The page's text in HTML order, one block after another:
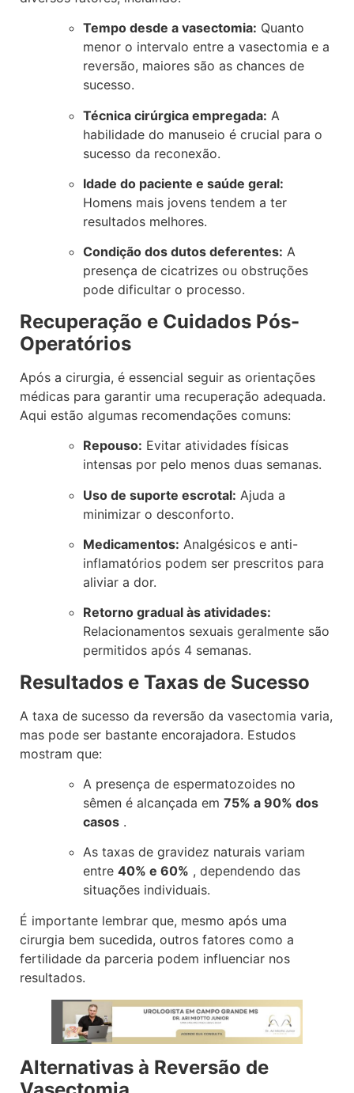
Tempo desde a vasectomia: Quanto
menor o intervalo entre a vasectomia e a
reversão, maiores são as chances de
sucesso.
Técnica cirúrgica empregada: A
habilidade do manuseio é crucial para o
sucesso da reconexão.
Idade do paciente e saúde geral:
Homens mais jovens tendem a ter
resultados melhores.
Condição dos dutos deferentes: A
presença de cicatrizes ou obstruções
pode dificultar o processo.
Recuperação e Cuidados Pós-
Operatórios
Após a cirurgia, é essencial seguir as orientações
médicas para garantir uma recuperação adequada.
Aqui estão algumas recomendações comuns:
Repouso: Evitar atividades físicas
intensas por pelo menos duas semanas.
Uso de suporte escrotal: Ajuda a
minimizar o desconforto.
Medicamentos: Analgésicos e anti-
inflamatórios podem ser prescritos para
aliviar a dor.
Retorno gradual às atividades:
Relacionamentos sexuais geralmente são
permitidos após 4 semanas.
Resultados e Taxas de Sucesso
A taxa de sucesso da reversão da vasectomia varia,
mas pode ser bastante encorajadora. Estudos
mostram que:
A presença de espermatozoides no
sêmen é alcançada em 75% a 90% dos
casos .
As taxas de gravidez naturais variam
entre 40% e 60% , dependendo das
situações individuais.
É importante lembrar que, mesmo após uma
cirurgia bem sucedida, outros fatores como a
fertilidade da parceria podem influenciar nos
resultados.
Alternativas à Reversão de